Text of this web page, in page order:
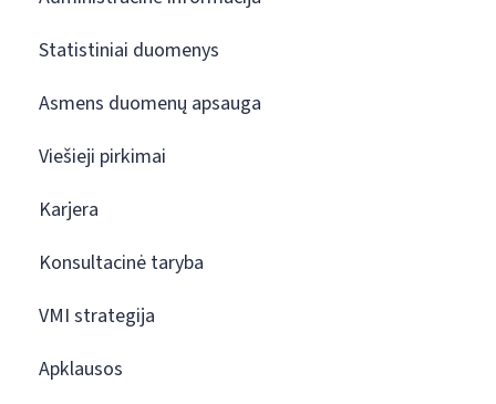
Statistiniai duomenys
Asmens duomenų apsauga
Viešieji pirkimai
Karjera
Konsultacinė taryba
VMI strategija
Apklausos